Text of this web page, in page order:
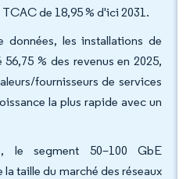
de 18,95 % d'ici 2031.
les installations de
% des revenus en 2025,
fournisseurs de services
la plus rapide avec un
le segment 50–100 GbE
taille du marché des réseaux